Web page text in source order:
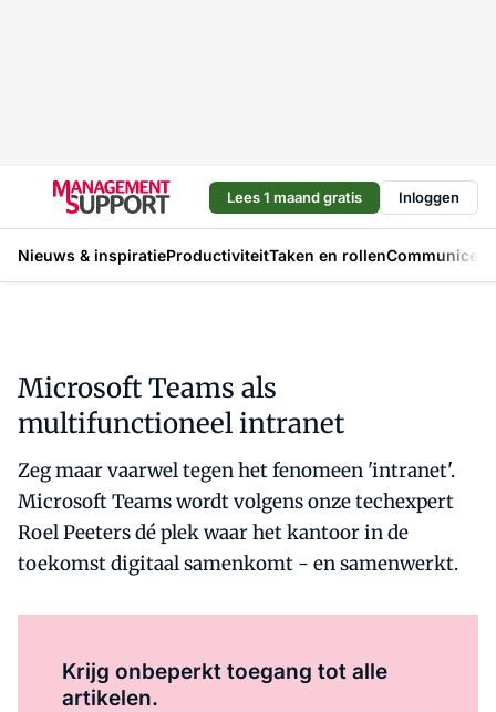
Lees 1 maand gratis Inloggen
Nieuws & inspiratieProductiviteitTaken en rollen
Microsoft Teams als
multifunctioneel intranet
Zeg maar vaarwel tegen het fenomeen 'intranet'.
Microsoft Teams wordt volgens onze techexpert
Roel Peeters dé plek waar het kantoor in de
toekomst digitaal samenkomt - en samenwerkt.
Krijg onbeperkt toegang tot alle
artikelen.